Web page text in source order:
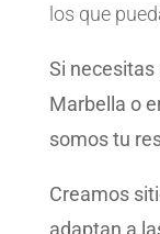
los que
Si
Marbella o
somos tu
Creamos
adaptan a